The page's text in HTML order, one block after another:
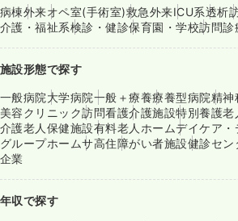
病棟外来オペ室(手術室)救急外来ICU系透析
介護・福祉系検診・健診保育園・学校訪問診
施設形態で探す
一般病院大学病院一般＋療養療養型病院精神
美容クリニック訪問看護介護施設特別養護老
介護老人保健施設有料老人ホームデイケア・
グループホームサ高住障がい者施設健診セン
企業
年収で探す